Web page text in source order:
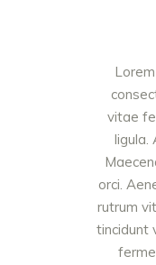
vitae
ligula.
orci.
rutrum
tincidunt